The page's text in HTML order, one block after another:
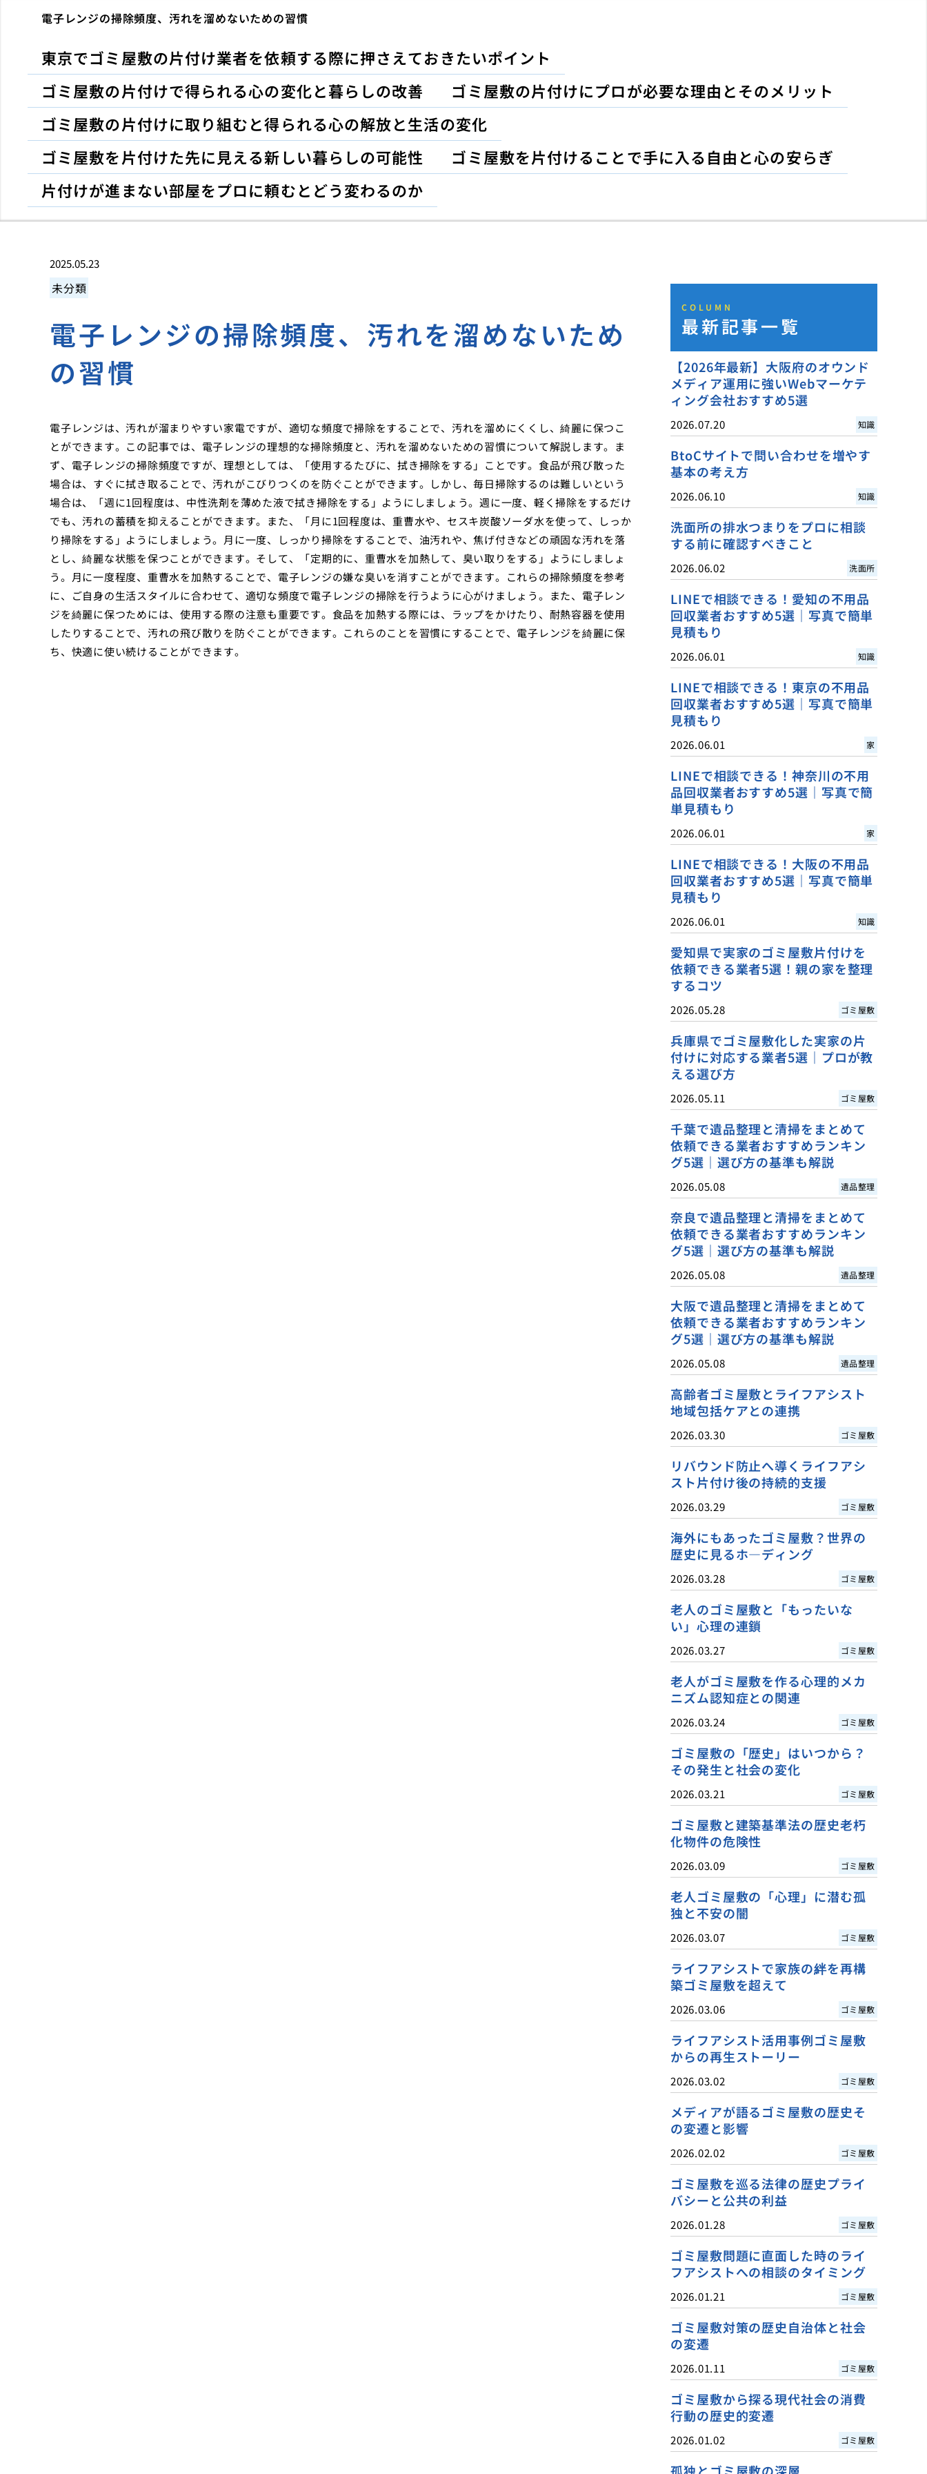
電子レンジの掃除頻度、汚れを溜めないための習慣
東京でゴミ屋敷の片付け業者を依頼する際に押さえておきたいポイント
ゴミ屋敷の片付けで得られる心の変化と暮らしの改善
ゴミ屋敷の片付けにプロが必要な理由とそのメリット
ゴミ屋敷の片付けに取り組むと得られる心の解放と生活の変化
ゴミ屋敷を片付けた先に見える新しい暮らしの可能性
ゴミ屋敷を片付けることで手に入る自由と心の安らぎ
片付けが進まない部屋をプロに頼むとどう変わるのか
2025.05.23
未分類
電子レンジの掃除頻度、汚れを溜めないため
の習慣
電子レンジは、汚れが溜まりやすい家電ですが、適切な頻度で掃除をすることで、汚れを溜めにくくし、綺麗に保つこ
とができます。この記事では、電子レンジの理想的な掃除頻度と、汚れを溜めないための習慣について解説します。ま
ず、電子レンジの掃除頻度ですが、理想としては、「使用するたびに、拭き掃除をする」ことです。食品が飛び散った
場合は、すぐに拭き取ることで、汚れがこびりつくのを防ぐことができます。しかし、毎日掃除するのは難しいという
場合は、「週に1回程度は、中性洗剤を薄めた液で拭き掃除をする」ようにしましょう。週に一度、軽く掃除をするだけ
でも、汚れの蓄積を抑えることができます。また、「月に1回程度は、重曹水や、セスキ炭酸ソーダ水を使って、しっか
り掃除をする」ようにしましょう。月に一度、しっかり掃除をすることで、油汚れや、焦げ付きなどの頑固な汚れを落
とし、綺麗な状態を保つことができます。そして、「定期的に、重曹水を加熱して、臭い取りをする」ようにしましょ
う。月に一度程度、重曹水を加熱することで、電子レンジの嫌な臭いを消すことができます。これらの掃除頻度を参考
に、ご自身の生活スタイルに合わせて、適切な頻度で電子レンジの掃除を行うように心がけましょう。また、電子レン
ジを綺麗に保つためには、使用する際の注意も重要です。食品を加熱する際には、ラップをかけたり、耐熱容器を使用
したりすることで、汚れの飛び散りを防ぐことができます。これらのことを習慣にすることで、電子レンジを綺麗に保
ち、快適に使い続けることができます。
COLUMN
最新記事一覧
【2026年最新】大阪府のオウンド
メディア運用に強いWebマーケテ
ィング会社おすすめ5選
2026.07.20 知識
BtoCサイトで問い合わせを増やす
基本の考え方
2026.06.10 知識
洗面所の排水つまりをプロに相談
する前に確認すべきこと
2026.06.02 洗面所
LINEで相談できる！愛知の不用品
回収業者おすすめ5選｜写真で簡単
見積もり
2026.06.01 知識
LINEで相談できる！東京の不用品
回収業者おすすめ5選｜写真で簡単
見積もり
2026.06.01 家
LINEで相談できる！神奈川の不用
品回収業者おすすめ5選｜写真で簡
単見積もり
2026.06.01 家
LINEで相談できる！大阪の不用品
回収業者おすすめ5選｜写真で簡単
見積もり
2026.06.01 知識
愛知県で実家のゴミ屋敷片付けを
依頼できる業者5選！親の家を整理
するコツ
2026.05.28 ゴミ屋敷
兵庫県でゴミ屋敷化した実家の片
付けに対応する業者5選｜プロが教
える選び方
2026.05.11 ゴミ屋敷
千葉で遺品整理と清掃をまとめて
依頼できる業者おすすめランキン
グ5選｜選び方の基準も解説
2026.05.08 遺品整理
奈良で遺品整理と清掃をまとめて
依頼できる業者おすすめランキン
グ5選｜選び方の基準も解説
2026.05.08 遺品整理
大阪で遺品整理と清掃をまとめて
依頼できる業者おすすめランキン
グ5選｜選び方の基準も解説
2026.05.08 遺品整理
高齢者ゴミ屋敷とライフアシスト
地域包括ケアとの連携
2026.03.30 ゴミ屋敷
リバウンド防止へ導くライフアシ
スト片付け後の持続的支援
2026.03.29 ゴミ屋敷
海外にもあったゴミ屋敷？世界の
歴史に見るホ―ディング
2026.03.28 ゴミ屋敷
老人のゴミ屋敷と「もったいな
い」心理の連鎖
2026.03.27 ゴミ屋敷
老人がゴミ屋敷を作る心理的メカ
ニズム認知症との関連
2026.03.24 ゴミ屋敷
ゴミ屋敷の「歴史」はいつから？
その発生と社会の変化
2026.03.21 ゴミ屋敷
ゴミ屋敷と建築基準法の歴史老朽
化物件の危険性
2026.03.09 ゴミ屋敷
老人ゴミ屋敷の「心理」に潜む孤
独と不安の闇
2026.03.07 ゴミ屋敷
ライフアシストで家族の絆を再構
築ゴミ屋敷を超えて
2026.03.06 ゴミ屋敷
ライフアシスト活用事例ゴミ屋敷
からの再生ストーリー
2026.03.02 ゴミ屋敷
メディアが語るゴミ屋敷の歴史そ
の変遷と影響
2026.02.02 ゴミ屋敷
ゴミ屋敷を巡る法律の歴史プライ
バシーと公共の利益
2026.01.28 ゴミ屋敷
ゴミ屋敷問題に直面した時のライ
フアシストへの相談のタイミング
2026.01.21 ゴミ屋敷
ゴミ屋敷対策の歴史自治体と社会
の変遷
2026.01.11 ゴミ屋敷
ゴミ屋敷から探る現代社会の消費
行動の歴史的変遷
2026.01.02 ゴミ屋敷